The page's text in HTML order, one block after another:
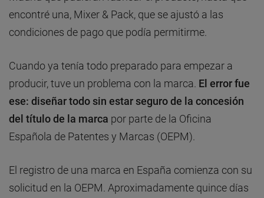
encontré una, Mixer & Pack, que se ajustó a las
condiciones de pago que podía permitirme.
Cuando ya tenía todo preparado para empezar a
producir, tuve un problema con la marca. El error fue
ese: diseñar todo sin estar seguro de la concesión
del título de la marca por parte de la Oficina
Española de Patentes y Marcas (OEPM).
El registro de una marca en España comienza con su
solicitud en la OEPM. Aproximadamente quince días